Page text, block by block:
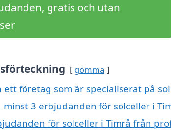
gratis och utan
gömma
ett företag som är specialiserat på
minst 3 erbjudanden för solceller i
för solceller i Timrå från